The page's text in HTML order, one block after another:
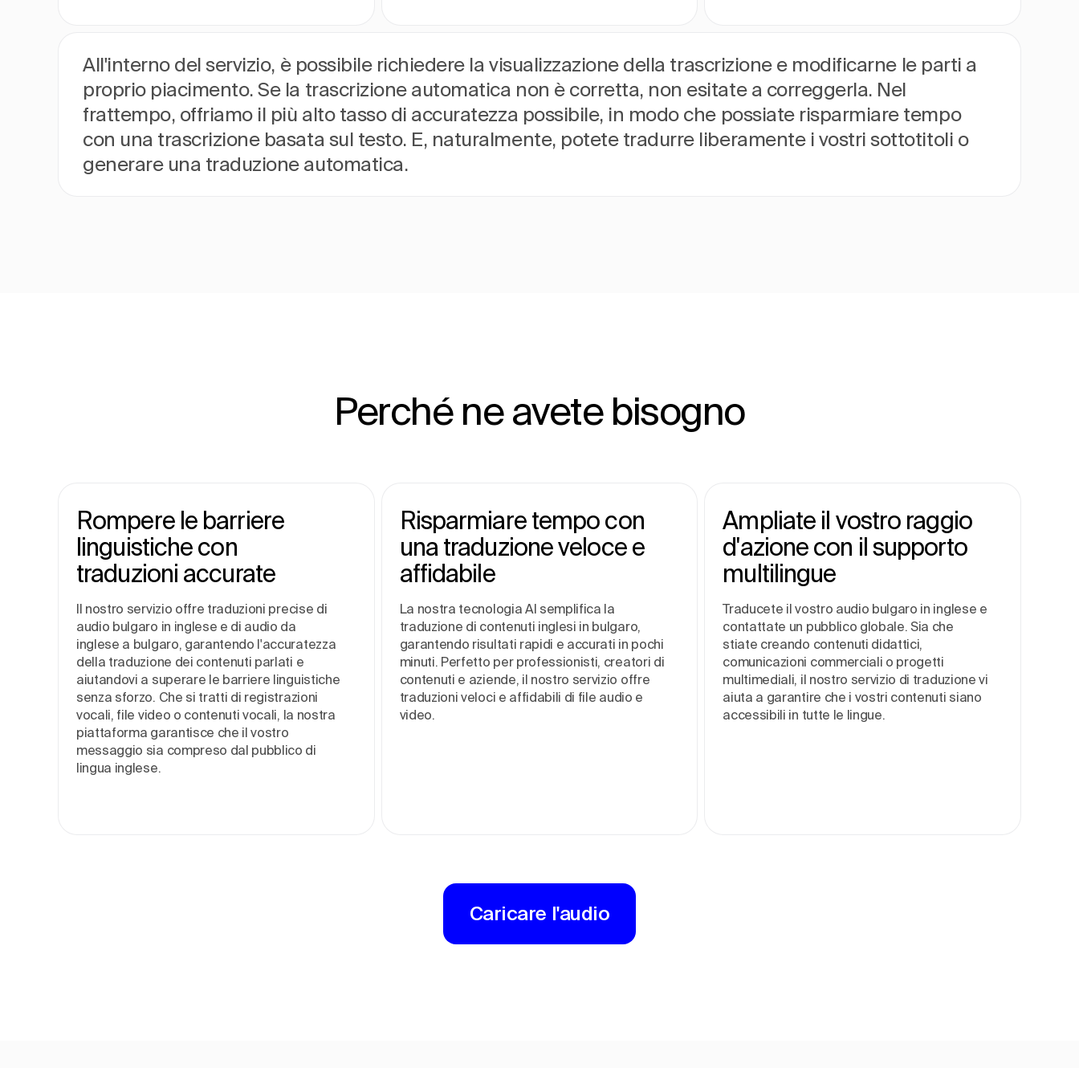
All'interno del servizio, è possibile richiedere la visualizzazione della trascrizione e modificarne le parti a
proprio piacimento. Se la trascrizione automatica non è corretta, non esitate a correggerla. Nel
frattempo, offriamo il più alto tasso di accuratezza possibile, in modo che possiate risparmiare tempo
con una trascrizione basata sul testo. E, naturalmente, potete tradurre liberamente i vostri sottotitoli o
generare una traduzione automatica.
Perché ne avete bisogno
Rompere le barriere
linguistiche con
traduzioni accurate
Il nostro servizio offre traduzioni precise di
audio bulgaro in inglese e di audio da
inglese a bulgaro, garantendo l'accuratezza
della traduzione dei contenuti parlati e
aiutandovi a superare le barriere linguistiche
senza sforzo. Che si tratti di registrazioni
vocali, file video o contenuti vocali, la nostra
piattaforma garantisce che il vostro
messaggio sia compreso dal pubblico di
lingua inglese.
Risparmiare tempo con
una traduzione veloce e
affidabile
La nostra tecnologia AI semplifica la
traduzione di contenuti inglesi in bulgaro,
garantendo risultati rapidi e accurati in pochi
minuti. Perfetto per professionisti, creatori di
contenuti e aziende, il nostro servizio offre
traduzioni veloci e affidabili di file audio e
video.
Ampliate il vostro raggio
d'azione con il supporto
multilingue
Traducete il vostro audio bulgaro in inglese e
contattate un pubblico globale. Sia che
stiate creando contenuti didattici,
comunicazioni commerciali o progetti
multimediali, il nostro servizio di traduzione vi
aiuta a garantire che i vostri contenuti siano
accessibili in tutte le lingue.
Caricare l'audio